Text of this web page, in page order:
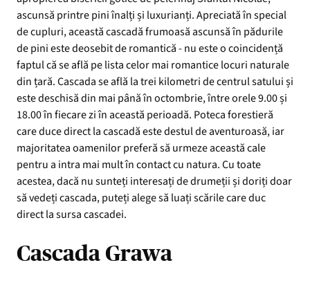
ascunsă printre pini înalți și luxurianți. Apreciată în special
de cupluri, această cascadă frumoasă ascunsă în pădurile
de pini este deosebit de romantică - nu este o coincidență
faptul că se află pe lista celor mai romantice locuri naturale
din țară. Cascada se află la trei kilometri de centrul satului și
este deschisă din mai până în octombrie, între orele 9.00 și
18.00 în fiecare zi în această perioadă. Poteca forestieră
care duce direct la cascadă este destul de aventuroasă, iar
majoritatea oamenilor preferă să urmeze această cale
pentru a intra mai mult în contact cu natura. Cu toate
acestea, dacă nu sunteți interesați de drumeții și doriți doar
să vedeți cascada, puteți alege să luați scările care duc
direct la sursa cascadei.
Cascada Grawa